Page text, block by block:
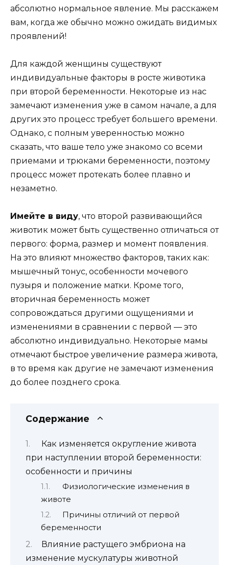
абсолютно нормальное явление. Мы расскажем
вам, когда же обычно можно ожидать видимых
проявлений!
Для каждой женщины существуют
индивидуальные факторы в росте животика
при второй беременности. Некоторые из нас
замечают изменения уже в самом начале, а для
других это процесс требует большего времени.
Однако, с полным уверенностью можно
сказать, что ваше тело уже знакомо со всеми
приемами и трюками беременности, поэтому
процесс может протекать более плавно и
незаметно.
Имейте в виду, что второй развивающийся
животик может быть существенно отличаться от
первого: форма, размер и момент появления.
На это влияют множество факторов, таких как:
мышечный тонус, особенности мочевого
пузыря и положение матки. Кроме того,
вторичная беременность может
сопровождаться другими ощущениями и
изменениями в сравнении с первой — это
абсолютно индивидуально. Некоторые мамы
отмечают быстрое увеличение размера живота,
в то время как другие не замечают изменения
до более позднего срока.
Содержание
Как изменяется округление живота
при наступлении второй беременности:
особенности и причины
Физиологические изменения в
животе
Причины отличий от первой
беременности
Влияние растущего эмбриона на
изменение мускулатуры животной